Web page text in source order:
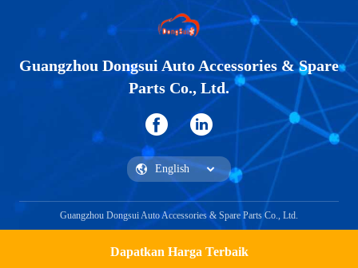
Dapatkan Harga Terbaik
Guangzhou Dongsui Auto Accessories & Spare
Parts Co., Ltd.
Guangzhou Dongsui Auto Accessories & Spare Parts Co., Ltd.
Dapatkan Penawaran